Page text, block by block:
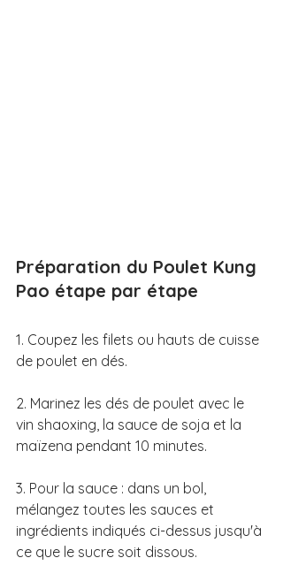
Préparation du Poulet Kung
Pao étape par étape
1. Coupez les filets ou hauts de cuisse
de poulet en dés.
2. Marinez les dés de poulet avec le
vin shaoxing, la sauce de soja et la
maïzena pendant 10 minutes.
3. Pour la sauce : dans un bol,
mélangez toutes les sauces et
ingrédients indiqués ci-dessus jusqu'à
ce que le sucre soit dissous.